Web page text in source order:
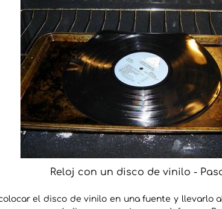
Reloj con un disco de vinilo -
el disco de vinilo en una fuente y llevarlo